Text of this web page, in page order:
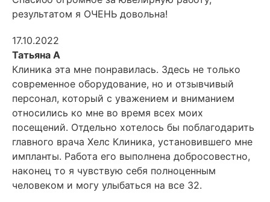
результатом я ОЧЕНЬ довольна!
17.10.2022
Татьяна А
Клиника эта мне понравилась. Здесь не только
современное оборудование, но и отзывчивый
персонал, который с уважением и вниманием
относились ко мне во время всех моих
посещений. Отдельно хотелось бы поблагодарить
главного врача Хелс Клиника, установившего мне
импланты. Работа его выполнена добросовестно,
наконец то я чувствую себя полноценным
человеком и могу улыбаться на все 32.